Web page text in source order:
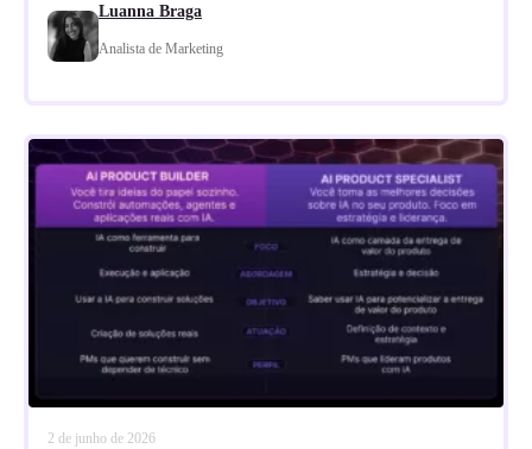
Luanna Braga
Analista de Marketing
2 de junho de 2026